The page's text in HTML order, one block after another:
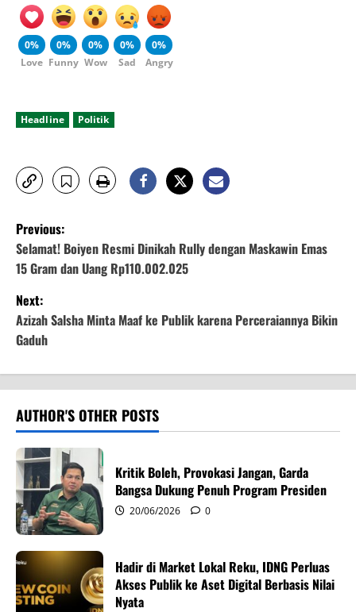
0%
Love
0%
Funny
0%
Wow
0%
Sad
0%
Angry
Headline Politik
P
o
s
t
n
a
v
i
g
a
t
i
Previous:
Selamat! Boiyen Resmi Dinikah Rully dengan Maskawin Emas
15 Gram dan Uang Rp110.002.025
Next:
Azizah Salsha Minta Maaf ke Publik karena Perceraiannya Bikin
Gaduh
AUTHOR'S OTHER POSTS
Kritik Boleh, Provokasi Jangan, Garda
Bangsa Dukung Penuh Program Presiden
20/06/2026 0
Hadir di Market Lokal Reku, IDNG Perluas
Akses Publik ke Aset Digital Berbasis Nilai
Nyata